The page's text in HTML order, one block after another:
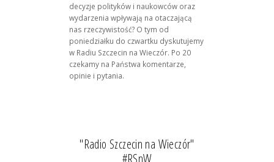
decyzje polityków i naukowców oraz
wydarzenia wpływają na otaczającą
nas rzeczywistość? O tym od
poniedziałku do czwartku dyskutujemy
w Radiu Szczecin na Wieczór. Po 20
czekamy na Państwa komentarze,
opinie i pytania.
"Radio Szczecin na Wieczór"